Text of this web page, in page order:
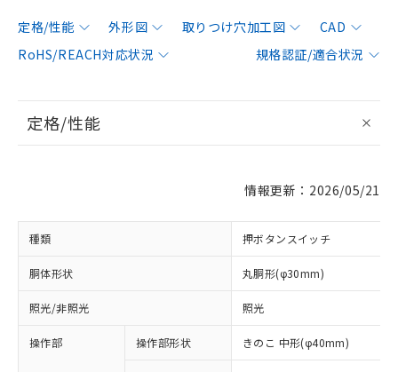
定格/性能 外形図 取りつけ穴加工図
CAD
RoHS/REACH対応状況
規格認証/適合状況
定格/性能
情報更新：2026/05/21
種類 押ボタンスイッチ
胴体形状 丸胴形(φ30mm)
照光/非照光 照光
操作部 操作部形状 きのこ 中形(φ40mm)